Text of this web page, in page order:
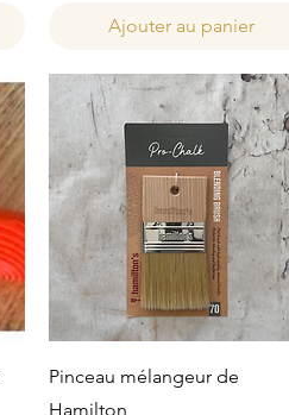
Ajouter au panier
Aperçu rapide
Pinceau mélangeur de
Hamilton